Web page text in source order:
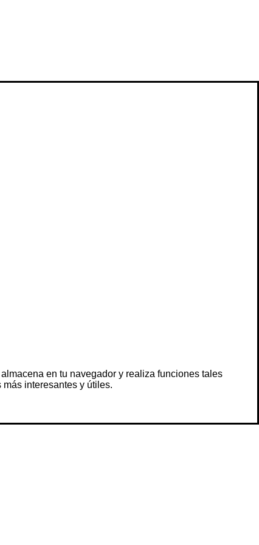
en tu navegador y realiza funciones tales
interesantes y útiles.